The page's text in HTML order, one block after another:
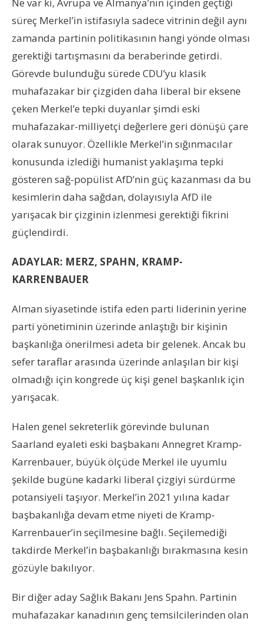
Ne var ki, Avrupa ve Almanya’nın içinden geçtiği
süreç Merkel’in istifasıyla sadece vitrinin değil aynı
zamanda partinin politikasının hangi yönde olması
gerektiği tartışmasını da beraberinde getirdi.
Görevde bulunduğu sürede CDU’yu klasik
muhafazakar bir çizgiden daha liberal bir eksene
çeken Merkel’e tepki duyanlar şimdi eski
muhafazakar-milliyetçi değerlere geri dönüşü çare
olarak sunuyor. Özellikle Merkel’in sığınmacılar
konusunda izlediği humanist yaklaşıma tepki
gösteren sağ-popülist AfD’nin güç kazanması da bu
kesimlerin daha sağdan, dolayısıyla AfD ile
yarışacak bir çizginin izlenmesi gerektiği fikrini
güçlendirdi.
ADAYLAR: MERZ, SPAHN, KRAMP-
KARRENBAUER
Alman siyasetinde istifa eden parti liderinin yerine
parti yönetiminin üzerinde anlaştığı bir kişinin
başkanlığa önerilmesi adeta bir gelenek. Ancak bu
sefer taraflar arasında üzerinde anlaşılan bir kişi
olmadığı için kongrede üç kişi genel başkanlık için
yarışacak.
Halen genel sekreterlik görevinde bulunan
Saarland eyaleti eski başbakanı Annegret Kramp-
Karrenbauer, büyük ölçüde Merkel ile uyumlu
şekilde bugüne kadarki liberal çizgiyi sürdürme
potansiyeli taşıyor. Merkel’in 2021 yılına kadar
başbakanlığa devam etme niyeti de Kramp-
Karrenbauer’in seçilmesine bağlı. Seçilemediği
takdirde Merkel’in başbakanlığı bırakmasına kesin
gözüyle bakılıyor.
Bir diğer aday Sağlık Bakanı Jens Spahn. Partinin
muhafazakar kanadının genç temsilcilerinden olan